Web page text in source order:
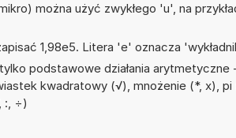
można użyć zwykłego 'u', na
1,98e5. Litera 'e' oznacza
podstawowe działania arytmetyczne
kwadratowy (√), mnożenie (*, x), pi
:, ÷)